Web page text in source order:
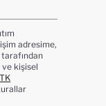
adresime,
tarafından
kişisel